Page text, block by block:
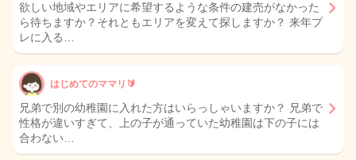
欲しい地域やエリアに希望するような条件の建売がなかった
ら待ちますか？それともエリアを変えて探しますか？ 来年プ
レに入る…
はじめてのママリ🔰
兄弟で別の幼稚園に入れた方はいらっしゃいますか？ 兄弟で
性格が違いすぎて、上の子が通っていた幼稚園は下の子には
合わない…